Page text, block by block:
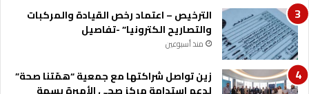
الترخيص – اعتماد رخص القيادة والمركبات
والتصاريح الكترونيا” -تفاصيل
منذ أسبوعين
زين تواصل شراكتها مع جمعية “همّتنا صحة”
لدعم استدامة مركز صحي الأميرة بسمة